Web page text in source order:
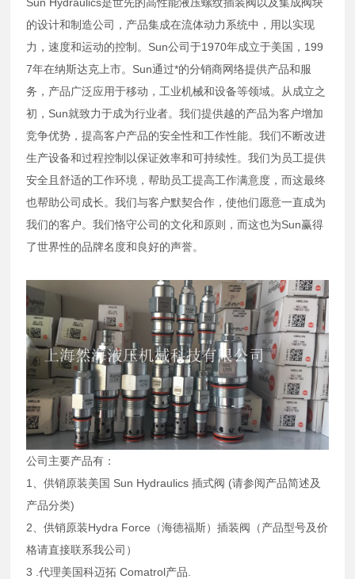
的设计和制造公司，产品集成在流体动力系统中，用以实现
力，速度和运动的控制。Sun公司于1970年成立于美国，199
7年在纳斯达克上市。Sun通过*的分销商网络提供产品和服
务，产品广泛应用于移动，工业机械和设备等领域。从成立之
初，Sun就致力于成为行业者。我们提供越的产品为客户增加
竞争优势，提高客户产品的安全性和工作性能。我们不断改进
生产设备和过程控制以保证效率和可持续性。我们为员工提供
安全且舒适的工作环境，帮助员工提高工作满意度，而这最终
也帮助公司成长。我们与客户默契合作，使他们愿意一直成为
我们的客户。我们恪守公司的文化和原则，而这也为Sun赢得
了世界性的品牌名度和良好的声誉。
公司主要产品有：
1、供销原装美国 Sun Hydraulics 插式阀 (请参阅产品简述及
产品分类)
2、供销原装Hydra Force（海德福斯）插装阀（产品型号及价
格请直接联系我公司）
3 .代理美国科迈拓 Comatrol产品.